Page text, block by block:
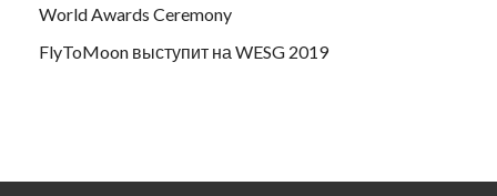
World Awards Ceremony
FlyToMoon выступит на WESG 2019